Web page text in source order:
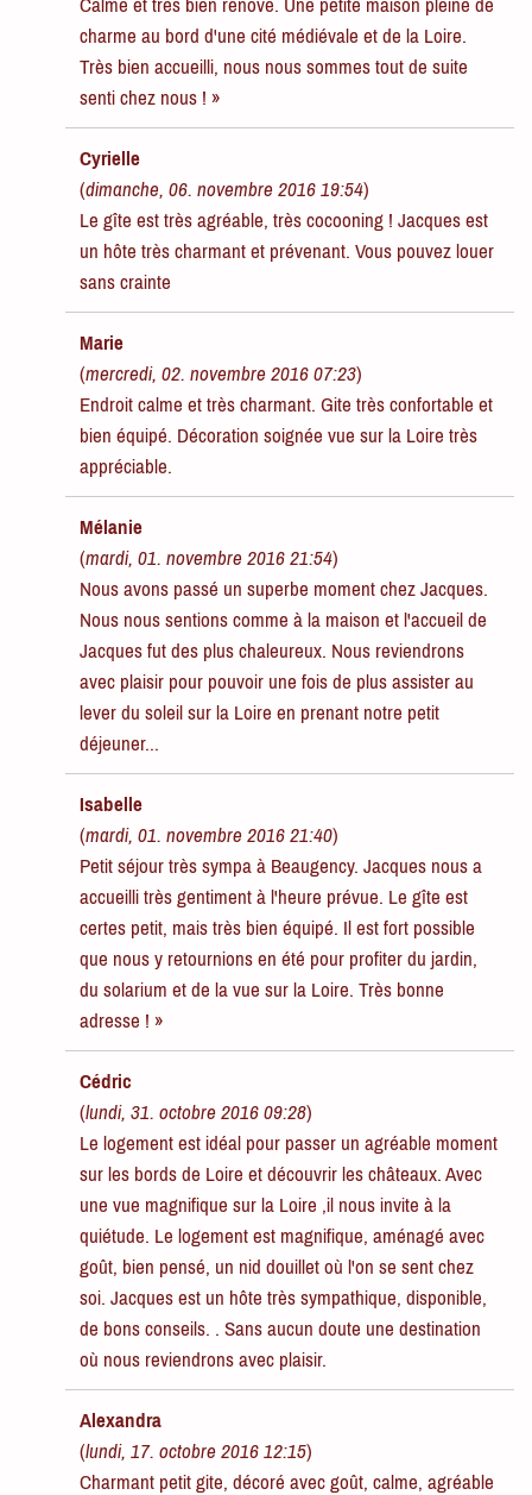
charme au bord d'une cité médiévale et de la Loire.
Très bien accueilli, nous nous sommes tout de suite
senti chez nous ! »
Cyrielle
(dimanche, 06. novembre 2016 19:54)
Le gîte est très agréable, très cocooning ! Jacques est
un hôte très charmant et prévenant. Vous pouvez louer
sans crainte
Marie
(mercredi, 02. novembre 2016 07:23)
Endroit calme et très charmant. Gite très confortable et
bien équipé. Décoration soignée vue sur la Loire très
appréciable.
Mélanie
(mardi, 01. novembre 2016 21:54)
Nous avons passé un superbe moment chez Jacques.
Nous nous sentions comme à la maison et l'accueil de
Jacques fut des plus chaleureux. Nous reviendrons
avec plaisir pour pouvoir une fois de plus assister au
lever du soleil sur la Loire en prenant notre petit
déjeuner...
Isabelle
(mardi, 01. novembre 2016 21:40)
Petit séjour très sympa à Beaugency. Jacques nous a
accueilli très gentiment à l'heure prévue. Le gîte est
certes petit, mais très bien équipé. Il est fort possible
que nous y retournions en été pour profiter du jardin,
du solarium et de la vue sur la Loire. Très bonne
adresse ! »
Cédric
(lundi, 31. octobre 2016 09:28)
Le logement est idéal pour passer un agréable moment
sur les bords de Loire et découvrir les châteaux. Avec
une vue magnifique sur la Loire ,il nous invite à la
quiétude. Le logement est magnifique, aménagé avec
goût, bien pensé, un nid douillet où l'on se sent chez
soi. Jacques est un hôte très sympathique, disponible,
de bons conseils. . Sans aucun doute une destination
où nous reviendrons avec plaisir.
Alexandra
(lundi, 17. octobre 2016 12:15)
Charmant petit gite, décoré avec goût, calme, agréable